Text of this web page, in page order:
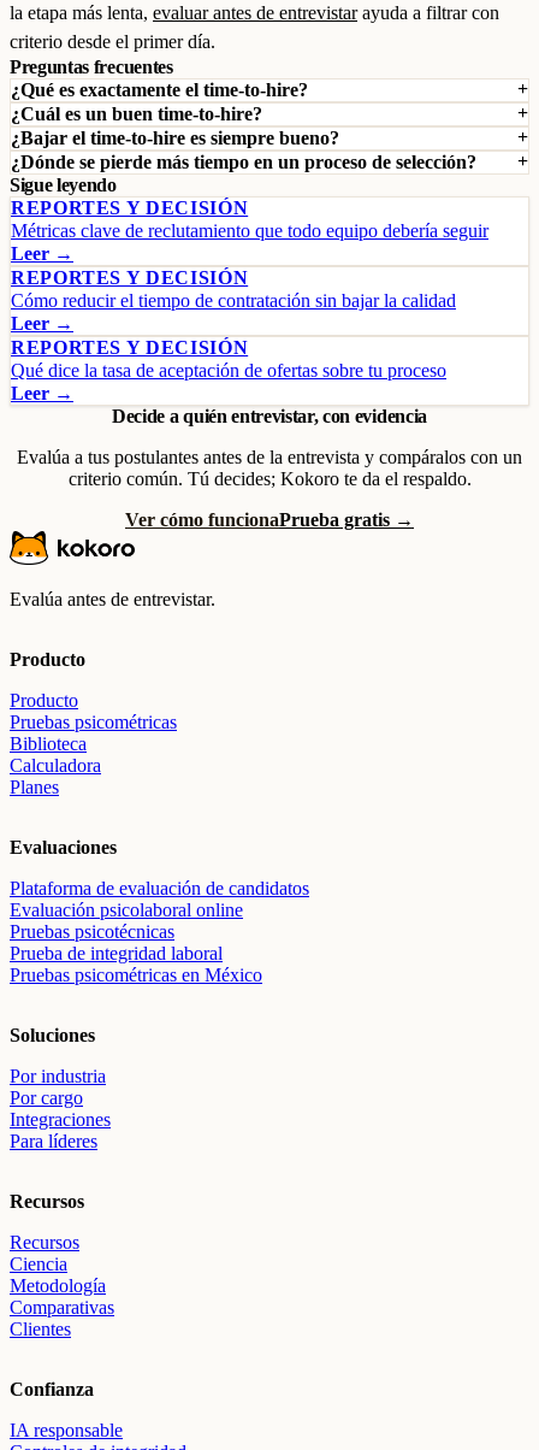
la etapa más lenta, evaluar antes de entrevistarayuda a filtrar con
criterio desde el primer día.
Preguntas frecuentes
¿Qué es exactamente el time-to-hire?
¿Cuál es un buen time-to-hire?
¿Bajar el time-to-hire es siempre bueno?
¿Dónde se pierde más tiempo en un proceso de selección?
Sigue leyendo
REPORTES Y DECISIÓN
Métricas clave de reclutamiento que todo equipo debería seguir
Leer →
REPORTES Y DECISIÓN
Cómo reducir el tiempo de contratación sin bajar la calidad
Leer →
REPORTES Y DECISIÓN
Qué dice la tasa de aceptación de ofertas sobre tu proceso
Leer →
Decide a quién entrevistar, con evidencia
Evalúa a tus postulantes antes de la entrevista y compáralos con un
criterio común. Tú decides; Kokoro te da el respaldo.
Ver cómo funcionaPrueba gratis →
Evalúa antes de entrevistar.
Producto
Producto
Pruebas psicométricas
Biblioteca
Calculadora
Planes
Evaluaciones
Plataforma de evaluación de candidatos
Evaluación psicolaboral online
Pruebas psicotécnicas
Prueba de integridad laboral
Pruebas psicométricas en México
Soluciones
Por industria
Por cargo
Integraciones
Para líderes
Recursos
Recursos
Ciencia
Metodología
Comparativas
Clientes
Confianza
IA responsable